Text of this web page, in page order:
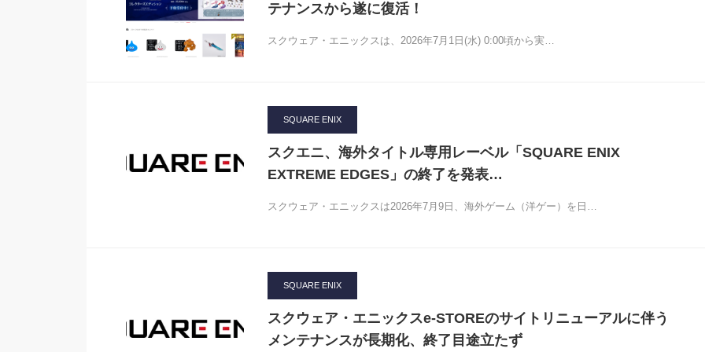
テナンスから遂に復活！
スクウェア・エニックスは、2026年7月1日(水) 0:00頃から実…
SQUARE ENIX
スクエニ、海外タイトル専用レーベル「SQUARE ENIX
EXTREME EDGES」の終了を発表…
スクウェア・エニックスは2026年7月9日、海外ゲーム（洋ゲー）を日…
SQUARE ENIX
スクウェア・エニックスe-STOREのサイトリニューアルに伴う
メンテナンスが長期化、終了目途立たず